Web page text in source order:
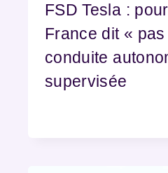
FSD Tesla :
France dit «
conduite
supervisée